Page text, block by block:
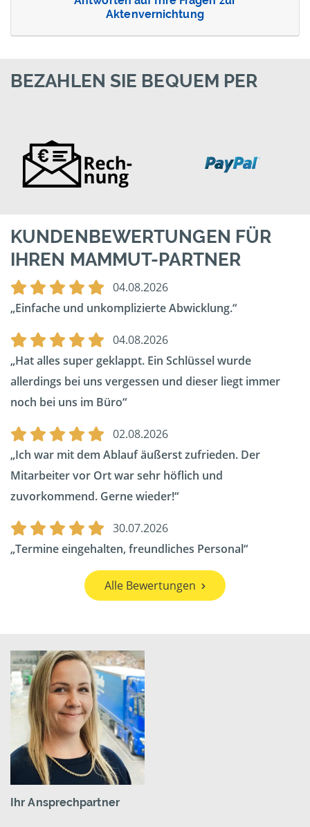
Aktenvernichtung
BEZAHLEN SIE BEQUEM PER
KUNDENBEWERTUNGEN FÜR
IHREN MAMMUT-PARTNER
04.08.2026
Einfache und unkomplizierte Abwicklung.
04.08.2026
Hat alles super geklappt. Ein Schlüssel wurde
allerdings bei uns vergessen und dieser liegt immer
noch bei uns im Büro
02.08.2026
Ich war mit dem Ablauf äußerst zufrieden. Der
Mitarbeiter vor Ort war sehr höflich und
zuvorkommend. Gerne wieder!
30.07.2026
Termine eingehalten, freundliches Personal
Alle Bewertungen
Ihr Ansprechpartner